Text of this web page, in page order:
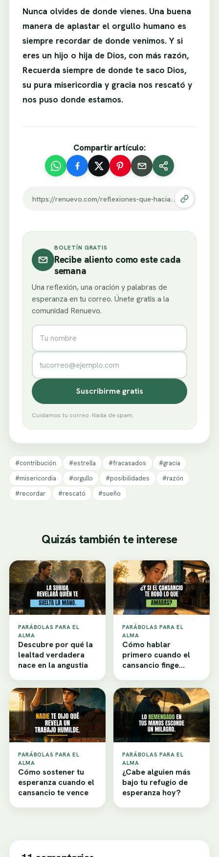
Nunca olvides de donde vienes. Una buena
manera de aplastar el orgullo humano es
siempre recordar de donde venimos. Y si
eres un hijo o hija de Dios, con más razón,
Recuerda siempre de donde te saco Dios,
su pura misericordia y gracia nos rescató y
nos puso donde estamos.
Compartir artículo:
BOLETÍN GRATIS
Recibe aliento como este cada
semana
Una reflexión, una oración y palabras de
esperanza en tu correo. Únete gratis a la
comunidad Renuevo.
Nombre
Correo electrónico
Suscribirme gratis
Cuidamos tu correo. Nada de spam.
#contribución #estrella #fracasados
#gracia
#misericordia
#orgullo #posibilidades
#razón
#recordar
#rescató #sueño
Quizás también te interese
PARÁBOLAS PARA EL
ALMA
Descubre por qué la
lealtad verdadera
nace en la angustia
PARÁBOLAS PARA EL
ALMA
Cómo hablar
primero cuando el
cansancio finge
PARÁBOLAS PARA EL
ALMA
Cómo sostener tu
esperanza cuando el
cansancio te vence
PARÁBOLAS PARA EL
ALMA
¿Cabe alguien más
bajo tu refugio de
esperanza hoy?